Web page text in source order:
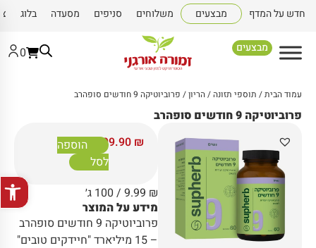
פתח
חדש על המדף מבצעים משלוחים סניפים מסעדה בלוג
מבצעים 0
עמוד הבית/ תוספי תזונה/הריון/ פרוביוטיקה 9 חודשים סופהרב
פרוביוטיקה 9 חודשים סופהרב
99.90 ₪
הוספה
לסל
9.99 ₪
/ 100 ג׳
מידע על המוצר
פרוביוטיקה 9 חודשים סופהרב
– 15 מיליארד "חיידקים טובים"